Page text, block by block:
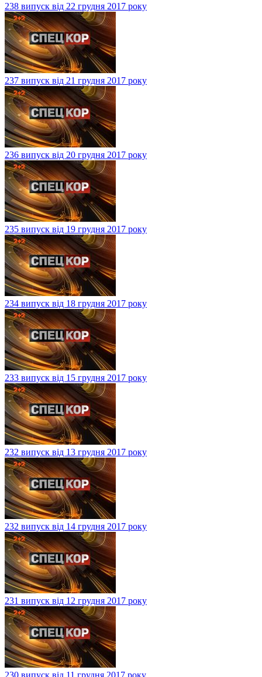
238 випуск від 22 грудня 2017 року
237 випуск від 21 грудня 2017 року
236 випуск від 20 грудня 2017 року
235 випуск від 19 грудня 2017 року
234 випуск від 18 грудня 2017 року
233 випуск від 15 грудня 2017 року
232 випуск від 13 грудня 2017 року
232 випуск від 14 грудня 2017 року
231 випуск від 12 грудня 2017 року
230 випуск від 11 грудня 2017 року